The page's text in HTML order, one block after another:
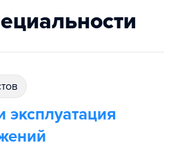
эксплуатация